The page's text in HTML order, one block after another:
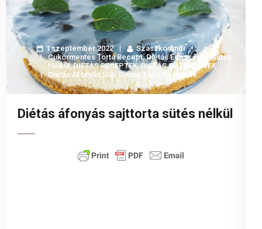
1 szeptember 2022
Szaszkó Andi
Cukormentes Torta Recept,Diétás Édességek Sütés
Nélkül,DIÉTÁS RECEPTEK,DIÉTÁS SÜTEMÉNYEK
Diétás Áfonyás Süti, Diétás Torta Receptek
Diétás áfonyás sajttorta sütés nélkül